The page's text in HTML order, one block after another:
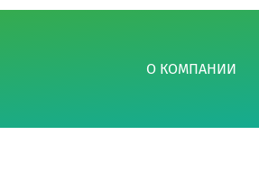
О КОМПАНИИ